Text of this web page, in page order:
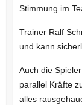
Stimmung im
Trainer Ralf
und kann
Auch die
parallel Kräfte
alles